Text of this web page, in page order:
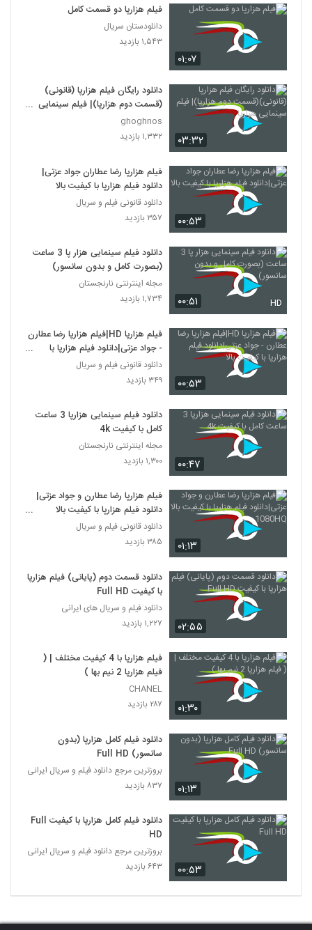
۰۱:۰۷
فیلم هزارپا دو قسمت کامل
دانلودستان سریال
۱,۵۴۳ بازدید
۰۳:۳۲
دانلود رایگان فیلم هزارپا (قانونی)
(قسمت دوم هزارپا)| فیلم سینمایی
هزارپا
ghoghnos
۱,۳۳۲ بازدید
۰۰:۵۳
فیلم هزارپا رضا عطاران جواد عزتی|
دانلود فیلم هزارپا با کیفیت بالا
دانلود قانونی فیلم و سریال
۳۵۷ بازدید
۰۰:۵۱ HD
دانلود فیلم سینمایی هزار پا 3 ساعت
(بصورت کامل و بدون سانسور)
مجله اینترنتی نارنجستان
۱,۷۳۴ بازدید
۰۰:۵۳
فیلم هزارپا HD|فیلم هزارپا رضا عطارن
- جواد عزتی|دانلود فیلم هزارپا با
کیفیت بالا
دانلود قانونی فیلم و سریال
۳۴۹ بازدید
۰۰:۴۷
دانلود فیلم سینمایی هزارپا 3 ساعت
کامل با کیفیت 4k
مجله اینترنتی نارنجستان
۱,۳۰۰ بازدید
۰۱:۱۳
فیلم هزارپا رضا عطارن و جواد عزتی|
دانلود فیلم هزارپا با کیفیت بالا
1080HQ
دانلود قانونی فیلم و سریال
۳۸۵ بازدید
۰۲:۵۵
دانلود قسمت دوم (پایانی) فیلم هزارپا
با کیفیت Full HD
دانلود فیلم و سریال های ایرانی
۱,۲۲۷ بازدید
۰۱:۳۰
فیلم هزارپا با 4 کیفیت مختلف | (
فیلم هزارپا 2 نیم بها )
CHANEL
۲۸۷ بازدید
۰۱:۱۳
دانلود فیلم کامل هزارپا (بدون
سانسور) Full HD
بروزترین مرجع دانلود فیلم و سریال ایرانی
۸۳۷ بازدید
۰۰:۵۳
دانلود فیلم کامل هزارپا با کیفیت Full
HD
بروزترین مرجع دانلود فیلم و سریال ایرانی
۶۴۳ بازدید